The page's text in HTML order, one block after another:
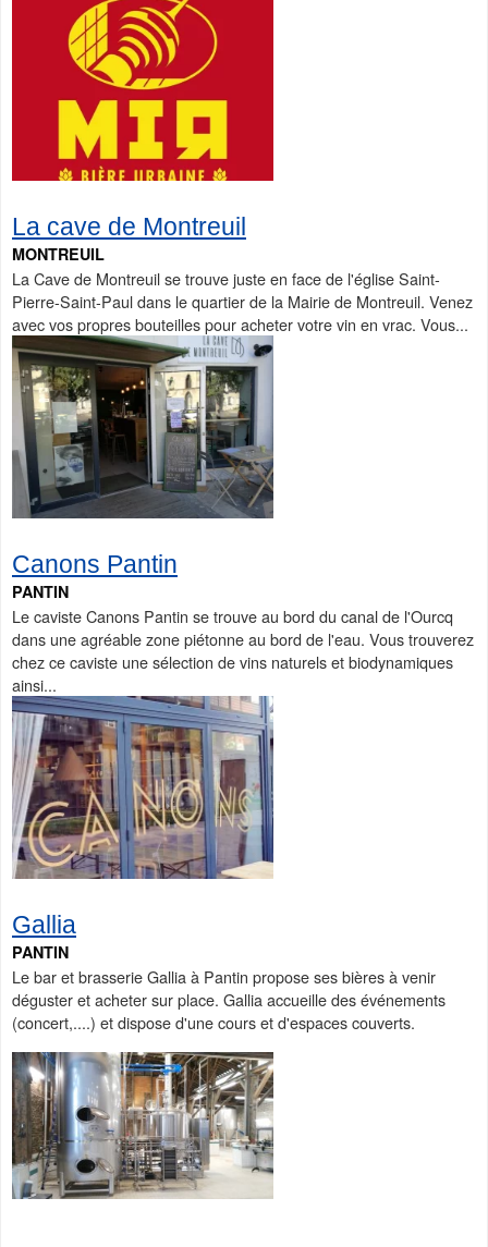
La cave de Montreuil
MONTREUIL
La Cave de Montreuil se trouve juste en face de l'église Saint-
Pierre-Saint-Paul dans le quartier de la Mairie de Montreuil. Venez
avec vos propres bouteilles pour acheter votre vin en vrac. Vous...
Canons Pantin
PANTIN
Le caviste Canons Pantin se trouve au bord du canal de l'Ourcq
dans une agréable zone piétonne au bord de l'eau. Vous trouverez
chez ce caviste une sélection de vins naturels et biodynamiques
ainsi...
Gallia
PANTIN
Le bar et brasserie Gallia à Pantin propose ses bières à venir
déguster et acheter sur place. Gallia accueille des événements
(concert,....) et dispose d'une cours et d'espaces couverts.